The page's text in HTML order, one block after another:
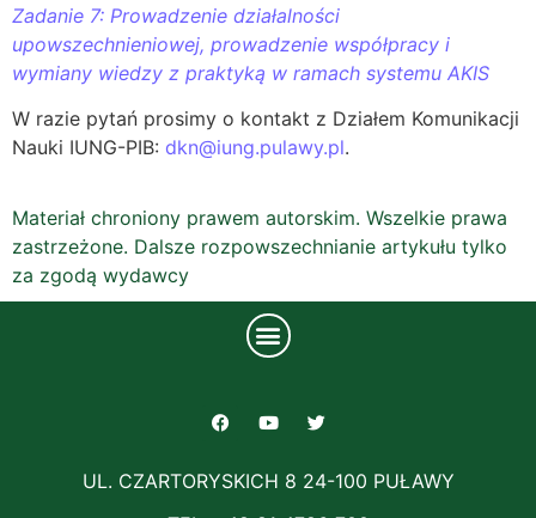
Zadanie 7: Prowadzenie działalności
upowszechnieniowej, prowadzenie współpracy i
wymiany wiedzy z praktyką w ramach systemu AKIS
W razie pytań prosimy o kontakt z Działem Komunikacji
Nauki IUNG-PIB: dkn@iung.pulawy.pl.
Materiał chroniony prawem autorskim. Wszelkie prawa
zastrzeżone. Dalsze rozpowszechnianie artykułu tylko
za zgodą wydawcy
UL. CZARTORYSKICH 8 24-100 PUŁAWY